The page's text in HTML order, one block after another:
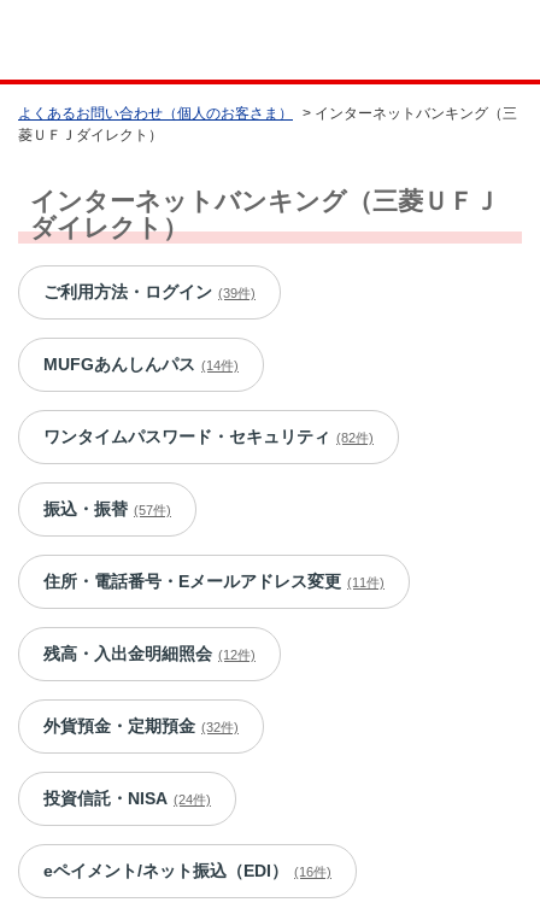
よくあるお問い合わせ（個人のお客さま） > インターネットバンキング（三
菱ＵＦＪダイレクト）
インターネットバンキング（三菱ＵＦＪ
ダイレクト）
ご利用方法・ログイン (39件)
MUFGあんしんパス (14件)
ワンタイムパスワード・セキュリティ (82件)
振込・振替 (57件)
住所・電話番号・Eメールアドレス変更 (11件)
残高・入出金明細照会 (12件)
外貨預金・定期預金 (32件)
投資信託・NISA (24件)
eペイメント/ネット振込（EDI） (16件)